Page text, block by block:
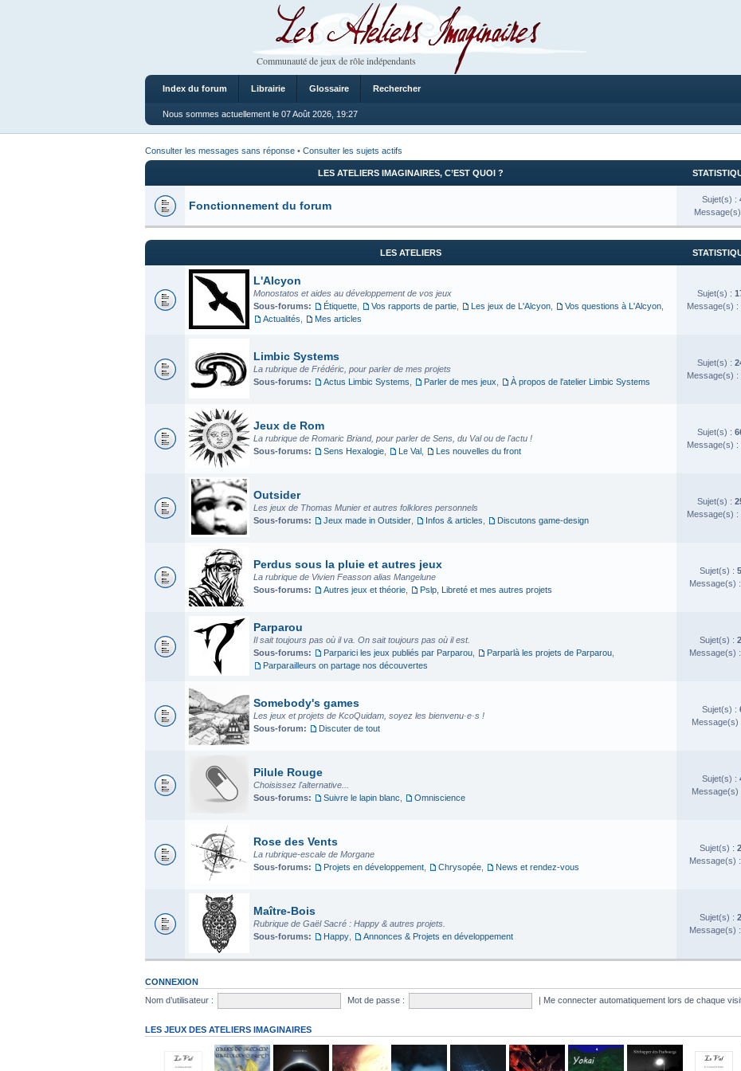
Les Ateliers Imaginaires
Communauté de jeux de rôle indépendants
Index du forum Librairie Glossaire Rechercher
Nous sommes actuellement le 07 Août 2026, 19:27
Consulter les messages sans réponse • Consulter les sujets actifs
LES ATELIERS IMAGINAIRES, C’EST QUOI ?
Fonctionnement du forum Sujet(s) :
LES ATELIERS
L'Alcyon
Monostatos et aides au développement de vos jeux
Sous-forums:
Étiquette Vos rapports de partie Les jeux de L'Alcyon Vos questions à L'Alcyon
Actualités
Mes articles
Sujet(s) :
Message(s) :
Limbic Systems
La rubrique de Frédéric, pour parler de mes projets
Sous-forums:
Actus Limbic Systems Parler de mes jeux À propos de l'atelier Limbic Systems
Sujet(s) :
Message(s) :
Jeux de Rom
La rubrique de Romaric Briand, pour parler de Sens, du Val ou de l'actu !
Sous-forums:
Sens Hexalogie Le Val Les nouvelles du front
Sujet(s) :
Message(s) :
Outsider
Les jeux de Thomas Munier et autres folklores personnels
Sous-forums:
Jeux made in Outsider Infos & articles Discutons game-design
Sujet(s) :
Message(s) :
Perdus sous la pluie et autres jeux
La rubrique de Vivien Feasson alias Mangelune
Sous-forums:
Autres jeux et théorie Pslp, Libreté et mes autres projets
Sujet(s) :
Message(s) :
Parparou
Il sait toujours pas où il va. On sait toujours pas où il est.
Sous-forums:
Parparici les jeux publiés par Parparou Parparlà les projets de Parparou
Parparailleurs on partage nos découvertes
Sujet(s) :
Message(s) :
Somebody's games
Les jeux et projets de KcoQuidam, soyez les bienvenu·e·s !
Sous-forum:
Discuter de tout
Sujet(s) :
Message(s)
Pilule Rouge
Choisissez l'alternative...
Sous-forums:
Suivre le lapin blanc Omniscience
Sujet(s) :
Message(s)
Rose des Vents
La rubrique-escale de Morgane
Sous-forums:
Projets en développement Chrysopée News et rendez-vous
Sujet(s) :
Message(s) :
Maître-Bois
Rubrique de Gaël Sacré : Happy & autres projets.
Sous-forums:
Happy Annonces & Projets en développement
Sujet(s) :
Message(s) :
CONNEXION
Nom d’utilisateur :
Mot de passe : | Me connecter automatiquement lors de chaque
LES JEUX DES ATELIERS IMAGINAIRES